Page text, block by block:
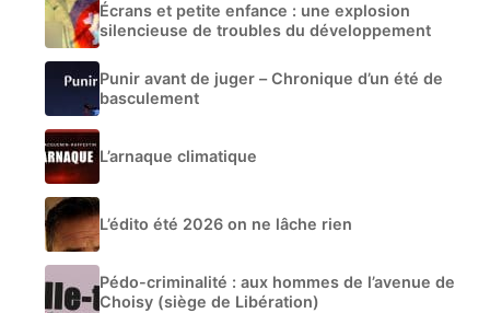
Écrans et petite enfance : une explosion
silencieuse de troubles du développement
Punir avant de juger – Chronique d’un été de
basculement
L’arnaque climatique
L’édito été 2026 on ne lâche rien
Pédo-criminalité : aux hommes de l’avenue de
Choisy (siège de Libération)